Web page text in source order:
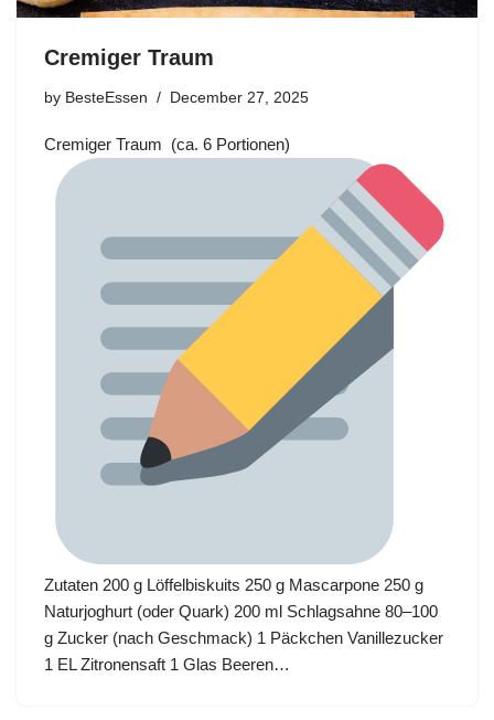
Cremiger Traum
by BesteEssen December 27, 2025
Cremiger Traum (ca. 6 Portionen)
Zutaten 200 g Löffelbiskuits 250 g Mascarpone 250 g
Naturjoghurt (oder Quark) 200 ml Schlagsahne 80–100
g Zucker (nach Geschmack) 1 Päckchen Vanillezucker
1 EL Zitronensaft 1 Glas Beeren…